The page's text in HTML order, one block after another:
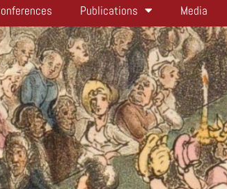
Publications Media